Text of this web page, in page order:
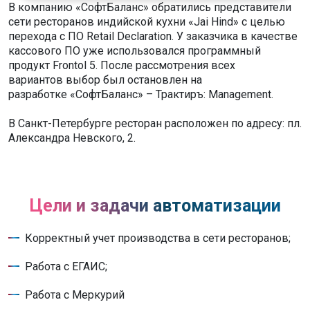
В компанию «СофтБаланс» обратились представители
сети ресторанов индийской кухни «Jai Hind» с целью
перехода с ПО Retail Declaration. У заказчика в качестве
кассового ПО уже использовался программный
продукт Frontol 5. После рассмотрения всех
вариантов выбор был остановлен на
разработке «СофтБаланс» – Трактиръ: Management.
В Санкт-Петербурге ресторан расположен по адресу: пл.
Александра Невского, 2.
Цели и задачи автоматизации
Корректный учет производства в сети ресторанов;
Работа с ЕГАИС;
Работа с Меркурий